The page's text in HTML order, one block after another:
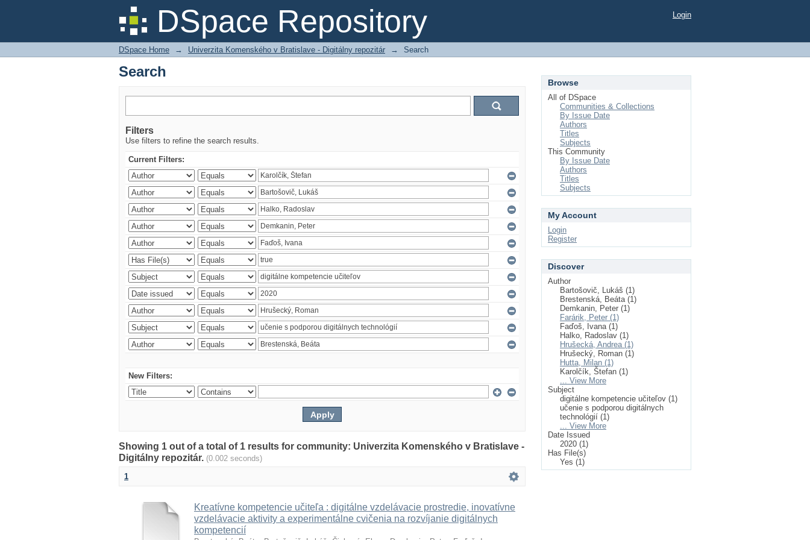
DSpace Repository
Search Login
DSpace Home → Univerzita Komenského v Bratislave - Digitálny repozitár → Search
Search
Filters
Use filters to refine the search results.
Current Filters:
New Filters:
Showing 1 out of a total of 1 results for community: Univerzita Komenského v Bratislave -
Digitálny repozitár. (0.002 seconds)
1
Kreatívne kompetencie učiteľa : digitálne vzdelávacie prostredie, inovatívne
vzdelávacie aktivity a experimentálne cvičenia na rozvíjanie digitálnych
kompetencií
Browse
All of DSpace
Communities & Collections
By Issue Date
Authors
Titles
Subjects
This Community
By Issue Date
Authors
Titles
Subjects
My Account
Login
Register
Discover
Author
Bartošovič, Lukáš (1)
Brestenská, Beáta (1)
Demkanin, Peter (1)
Farárik, Peter (1)
Faďoš, Ivana (1)
Halko, Radoslav (1)
Hrušecká, Andrea (1)
Hrušecký, Roman (1)
Hutta, Milan (1)
Karolčík, Štefan (1)
... View More
Subject
digitálne kompetencie učiteľov (1)
učenie s podporou digitálnych
technológií (1)
... View More
Date Issued
2020 (1)
Has File(s)
Yes (1)